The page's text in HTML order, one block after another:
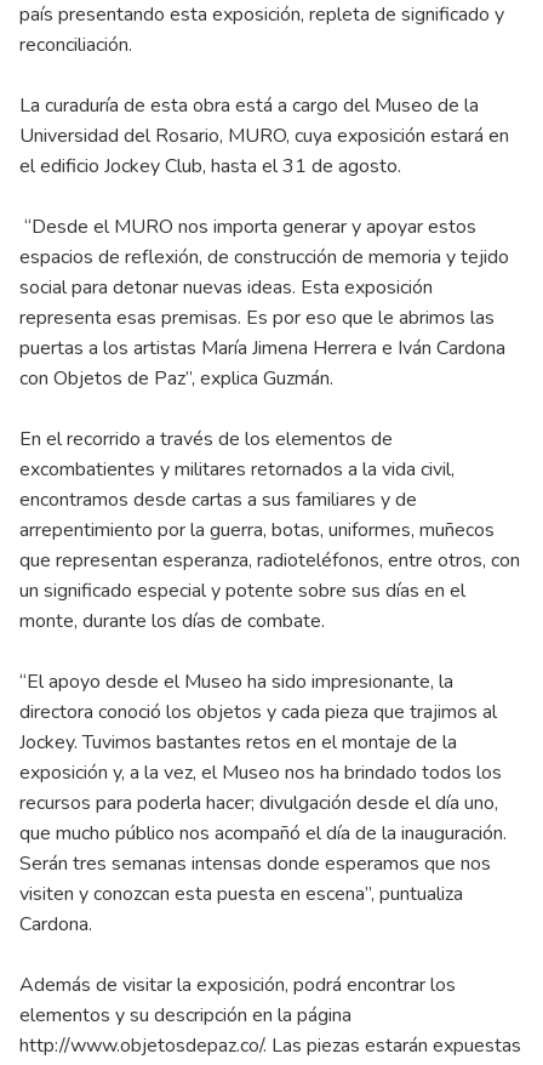
país presentando esta exposición, repleta de significado y
reconciliación.
La curaduría de esta obra está a cargo del Museo de la
Universidad del Rosario, MURO, cuya exposición estará en
el edificio Jockey Club, hasta el 31 de agosto.
“Desde el MURO nos importa generar y apoyar estos
espacios de reflexión, de construcción de memoria y tejido
social para detonar nuevas ideas. Esta exposición
representa esas premisas. Es por eso que le abrimos las
puertas a los artistas María Jimena Herrera e Iván Cardona
con Objetos de Paz”, explica Guzmán.
En el recorrido a través de los elementos de
excombatientes y militares retornados a la vida civil,
encontramos desde cartas a sus familiares y de
arrepentimiento por la guerra, botas, uniformes, muñecos
que representan esperanza, radioteléfonos, entre otros, con
un significado especial y potente sobre sus días en el
monte, durante los días de combate.
“El apoyo desde el Museo ha sido impresionante, la
directora conoció los objetos y cada pieza que trajimos al
Jockey. Tuvimos bastantes retos en el montaje de la
exposición y, a la vez, el Museo nos ha brindado todos los
recursos para poderla hacer; divulgación desde el día uno,
que mucho público nos acompañó el día de la inauguración.
Serán tres semanas intensas donde esperamos que nos
visiten y conozcan esta puesta en escena”, puntualiza
Cardona.
Además de visitar la exposición, podrá encontrar los
elementos y su descripción en la página
http://www.objetosdepaz.co/. Las piezas estarán expuestas